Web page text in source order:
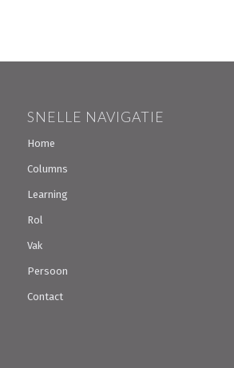
SNELLE NAVIGATIE
Home
Columns
Learning
Rol
Vak
Persoon
Contact